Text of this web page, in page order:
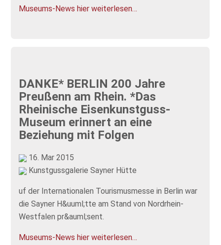
Museums-News hier weiterlesen…
DANKE* BERLIN 200 Jahre
Preußenn am Rhein. *Das
Rheinische Eisenkunstguss-
Museum erinnert an eine
Beziehung mit Folgen
16. Mar 2015
Kunstgussgalerie Sayner Hütte
uf der Internationalen Tourismusmesse in Berlin war
die Sayner H&uuml;tte am Stand von Nordrhein-
Westfalen pr&auml;sent.
Museums-News hier weiterlesen…